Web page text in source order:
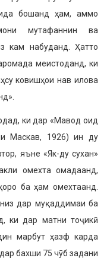
бошанд ҳам, аммо
мутафаннин ва
кам набуданд. Ҳатто
меистоданд, ки
ковишҳои нав илова
ки дар «Мавод оид
Маскав, 1926) ин ду
яъне «Як-ду сухан»
омехта омадаанд,
ба ҳам омехтаанд.
дар муқаддимаи ба
ки дар матни тоҷикӣ
марбут ҳазф карда
бахши 75 чӯб задани